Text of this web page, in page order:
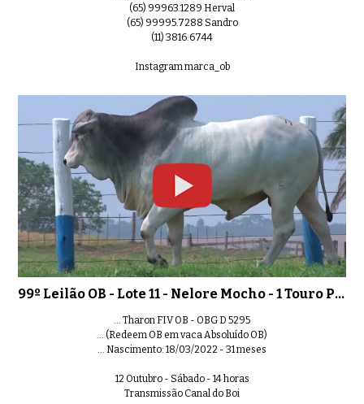
(65) 99963.1289 Herval
(65) 99995.7288 Sandro
(11) 3816.6744
Instagram marca_ob
99º Leilão OB - Lote 11 - Nelore Mocho - 1 Touro PO Registrado
... Tharon FIV OB - OBG D 5295
... (Redeem OB em vaca Absoluído OB)
... Nascimento: 18/03/2022 - 31 meses
12 Outubro - Sábado - 14 horas
Transmissão Canal do Boi